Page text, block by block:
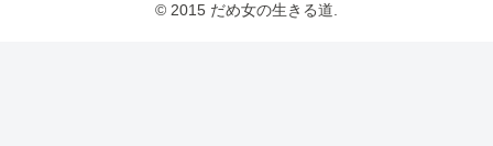
© 2015 だめ女の生きる道.